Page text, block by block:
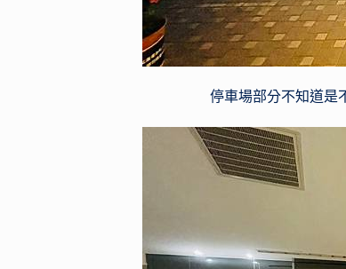
停車場部分不知道是